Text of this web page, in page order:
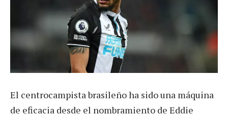
El centrocampista brasileño ha sido una máquina
de eficacia desde el nombramiento de Eddie